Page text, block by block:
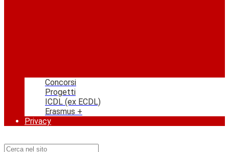
Concorsi
Progetti
ICDL (ex ECDL)
Erasmus +
Privacy